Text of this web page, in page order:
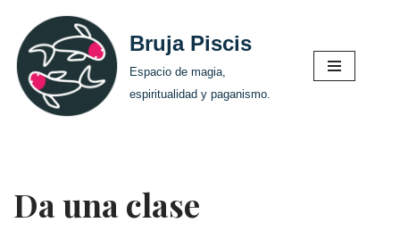
Saltar
al
contenido
Bruja Piscis
Espacio de magia,
espiritualidad y paganismo.
Da una clase